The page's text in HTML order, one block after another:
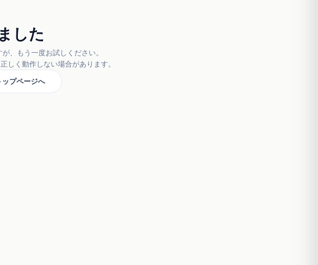
した
、もう一度お試しください。
しく動作しない場合があります。
ップページへ